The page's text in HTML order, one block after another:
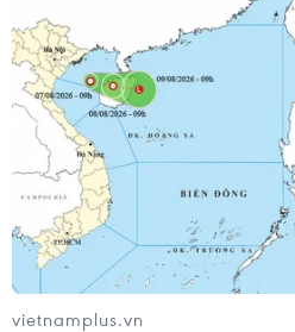
vietnamplus.vn